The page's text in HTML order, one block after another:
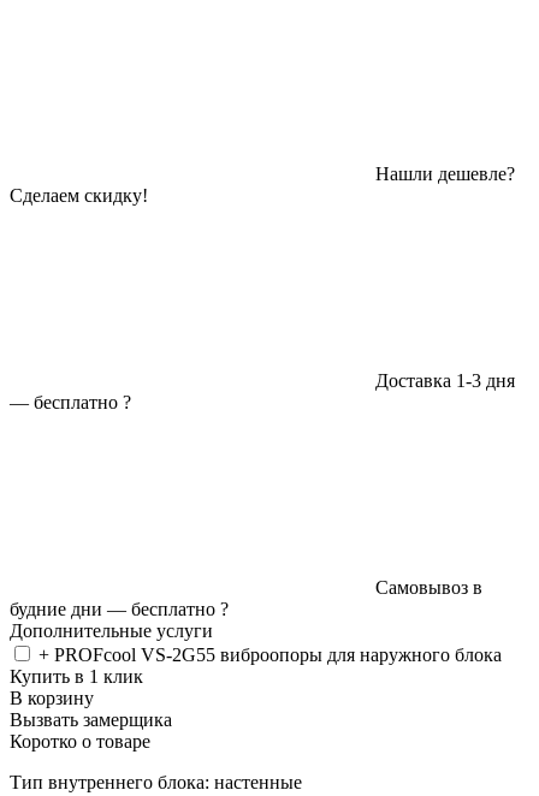
Нашли дешевле?
Сделаем скидку!
Доставка 1-3 дня
— бесплатно ?
Самовывоз в
будние дни — бесплатно ?
Дополнительные услуги
+ PROFcool VS-2G55 виброопоры для наружного блока
Купить в 1 клик
В корзину
Вызвать замерщика
Коротко о товаре
Тип внутреннего блока: настенные